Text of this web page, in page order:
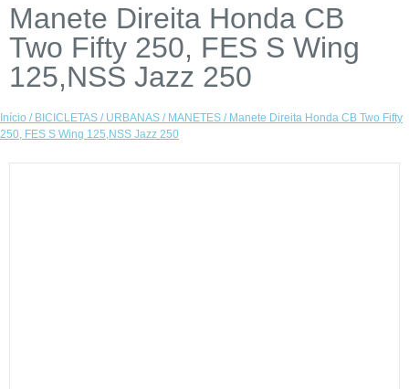
Manete Direita Honda CB
Two Fifty 250, FES S Wing
125,NSS Jazz 250
Início / BICICLETAS / URBANAS / MANETES / Manete Direita Honda CB Two Fifty
250, FES S Wing 125,NSS Jazz 250